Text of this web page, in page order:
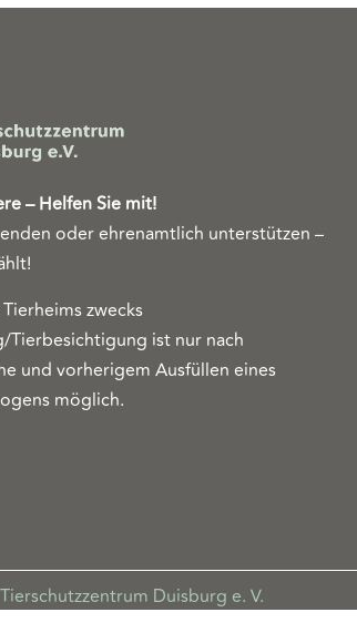
– Helfen Sie mit!
oder ehrenamtlich unterstützen –
zwecks
ist nur nach
und vorherigem Ausfüllen eines
möglich.
Duisburg e. V.